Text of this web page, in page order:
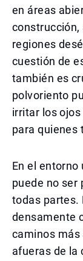
en áreas
construcción,
regiones
cuestión de
también es
polvoriento
irritar los
para quienes
En el entorno
puede no ser
todas partes.
densamente
caminos más
afueras de la